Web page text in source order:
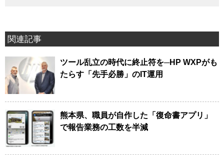
関連記事
ツール乱立の時代に終止符を─HP WXPがも
たらす「先手必勝」のIT運用
熊本県、職員が自作した「復命書アプリ」
で報告業務の工数を半減